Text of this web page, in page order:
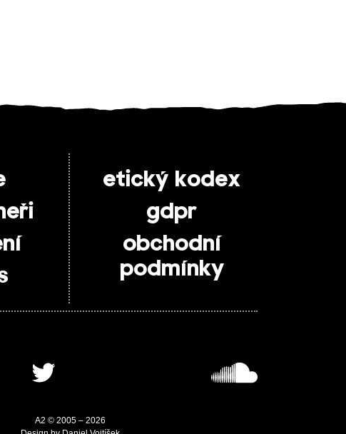
etický kodex
gdpr
obchodní
podmínky
A2 © 2005 – 2026